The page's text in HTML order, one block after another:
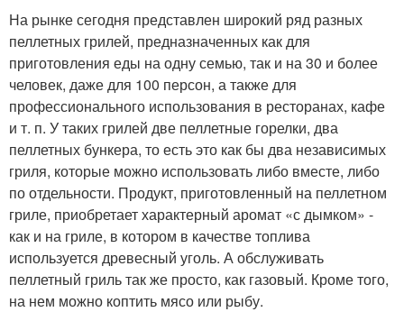
На рынке сегодня представлен широкий ряд разных
пеллетных грилей, предназначенных как для
приготовления еды на одну семью, так и на 30 и более
человек, даже для 100 персон, а также для
профессионального использования в ресторанах, кафе
и т. п. У таких грилей две пеллетные горелки, два
пеллетных бункера, то есть это как бы два независимых
гриля, которые можно использовать либо вместе, либо
по отдельности. Продукт, приготовленный на пеллетном
гриле, приобретает характерный аромат «с дымком» -
как и на гриле, в котором в качестве топлива
используется древесный уголь. А обслуживать
пеллетный гриль так же просто, как газовый. Кроме того,
на нем можно коптить мясо или рыбу.